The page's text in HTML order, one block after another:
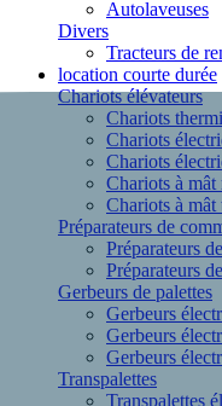
Autolaveuses
Divers
Tracteurs de
location courte durée
Chariots élévateurs
Chariots
Chariots
Chariots
Chariots à mât
Chariots à mât
Préparateurs de
Préparateurs
Préparateurs
Gerbeurs de palettes
Gerbeurs
Gerbeurs
Gerbeurs
Transpalettes
Transpalettes